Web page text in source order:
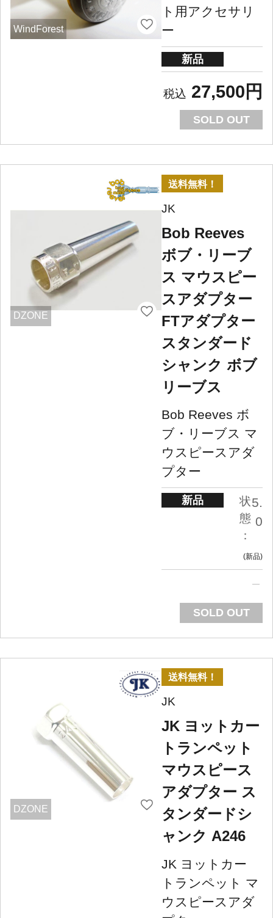
WindForest
ト用アクセサリ
ー
新品
27,500円
SOLD OUT
DZONE
送料無料！
JK
Bob Reeves
ボブ・リーブ
ス マウスピー
スアダプター
FTアダプター
スタンダード
シャンク ボブ
リーブス
Bob Reeves ボ
ブ・リーブス マ
ウスピースアダ
プター
新品
状
態
：
5.
0
新品
SOLD OUT
DZONE
送料無料！
JK
JK ヨットカー
トランペット
マウスピース
アダプター ス
タンダードシ
ャンク A246
JK ヨットカー
トランペット マ
ウスピースアダ